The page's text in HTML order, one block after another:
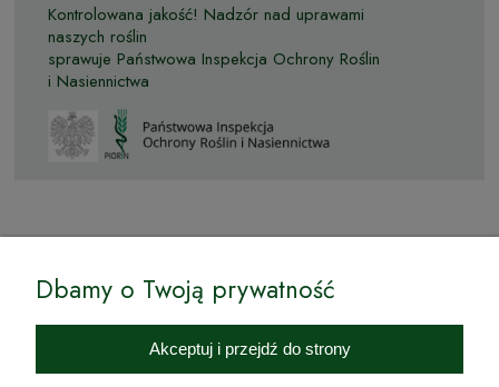
Kontrolowana jakość! Nadzór nad uprawami
naszych roślin
sprawuje Państwowa Inspekcja Ochrony Roślin
i Nasiennictwa
Internetowy Sklep Ogrodniczy Podkarpackie Sady to inicjatywa
podkarpackich szkółkarzy, której zamierzeniem jest wprowadzenie na
rynek wysokiej jakości drzewek owocowych, drzewek ozdobnych oraz
Dbamy o Twoją prywatność
Akceptuj i przejdź do strony